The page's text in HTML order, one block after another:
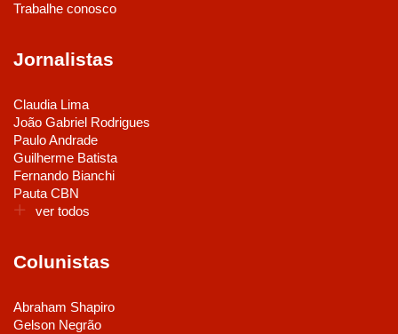
Trabalhe conosco
Jornalistas
Claudia Lima
João Gabriel Rodrigues
Paulo Andrade
Guilherme Batista
Fernando Bianchi
Pauta CBN
ver todos
Colunistas
Abraham Shapiro
Gelson Negrão